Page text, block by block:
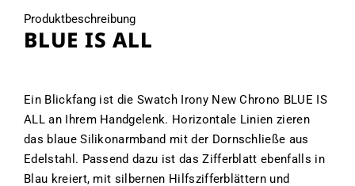
Produktbeschreibung
BLUE IS ALL
Ein Blickfang ist die Swatch Irony New Chrono BLUE IS
ALL an Ihrem Handgelenk. Horizontale Linien zieren
das blaue Silikonarmband mit der Dornschließe aus
Edelstahl. Passend dazu ist das Zifferblatt ebenfalls in
Blau kreiert, mit silbernen Hilfszifferblättern und